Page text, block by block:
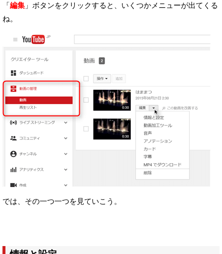
「編集 」ボタンをクリックすると、 いくつかメニューが出てくる
ね。
では、その一つ一つを見ていこう。